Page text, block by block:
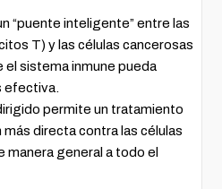
“puente inteligente” entre las
T) y las células cancerosas
el sistema inmune pueda
efectiva.
permite un tratamiento
directa contra las células
general a todo el